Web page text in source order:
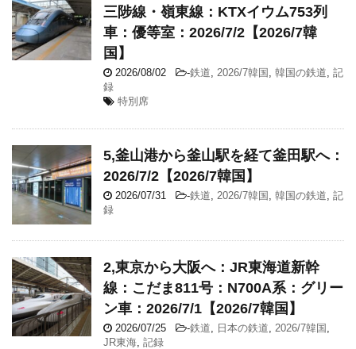
三陟線・嶺東線：KTXイウム753列
車：優等室：2026/7/2【2026/7韓
国】
2026/08/02 -鉄道 2026/7韓国 韓国の鉄道 記
録
特別席
5,釜山港から釜山駅を経て釜田駅へ：
2026/7/2【2026/7韓国】
2026/07/31 -鉄道 2026/7韓国 韓国の鉄道 記
録
2,東京から大阪へ：JR東海道新幹
線：こだま811号：N700A系：グリー
ン車：2026/7/1【2026/7韓国】
2026/07/25 -鉄道 日本の鉄道 2026/7韓国
JR東海 記録